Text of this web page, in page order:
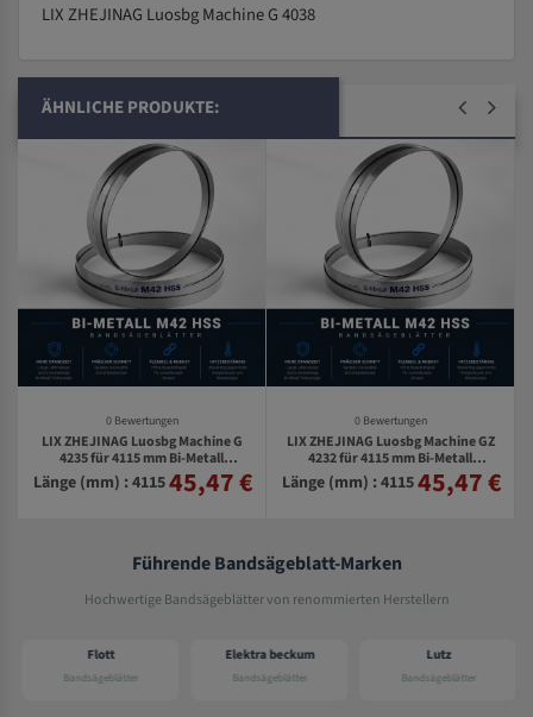
LIX ZHEJINAG Luosbg Machine G 4038
ÄHNLICHE PRODUKTE:
0 Bewertungen
LIX ZHEJINAG Luosbg Machine G
4235 für 4115 mm Bi-Metall
Bandsägeblätter
Länge (mm) : 411545,47 €
0 Bewertungen
LIX ZHEJINAG Luosbg Machine GZ
4232 für 4115 mm Bi-Metall
Bandsägeblätter
Länge (mm) : 411545,47 €
Führende Bandsägeblatt-Marken
Hochwertige Bandsägeblätter von renommierten Herstellern
Flott
Bandsägeblätter
Elektra beckum
Bandsägeblätter
Lutz
Bandsägeblätter